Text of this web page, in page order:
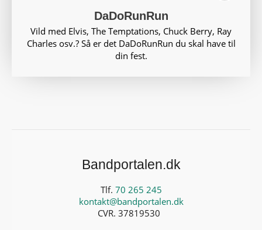
DaDoRunRun
Vild med Elvis, The Temptations, Chuck Berry, Ray
Charles osv.? Så er det DaDoRunRun du skal have til
din fest.
Bandportalen.dk
Tlf. 70 265 245
kontakt@bandportalen.dk
CVR. 37819530